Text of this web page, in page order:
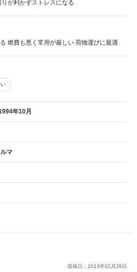
が利かずストレスになる
燃費も悪く常用が厳しい 荷物運びに最適
年10月
マ
投稿日： 2013年02 月28日